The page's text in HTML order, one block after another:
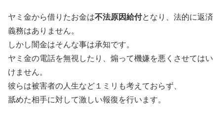
ヤミ金から借りたお金は不法原因給付となり、法的に返済
義務はありません。
しかし闇金はそんな事は承知です。
ヤミ金の電話を無視したり、煽って機嫌を悪くさせてはい
けません。
彼らは被害者の人生など１ミリも考えておらず、
舐めた相手に対して激しい報復を行います。